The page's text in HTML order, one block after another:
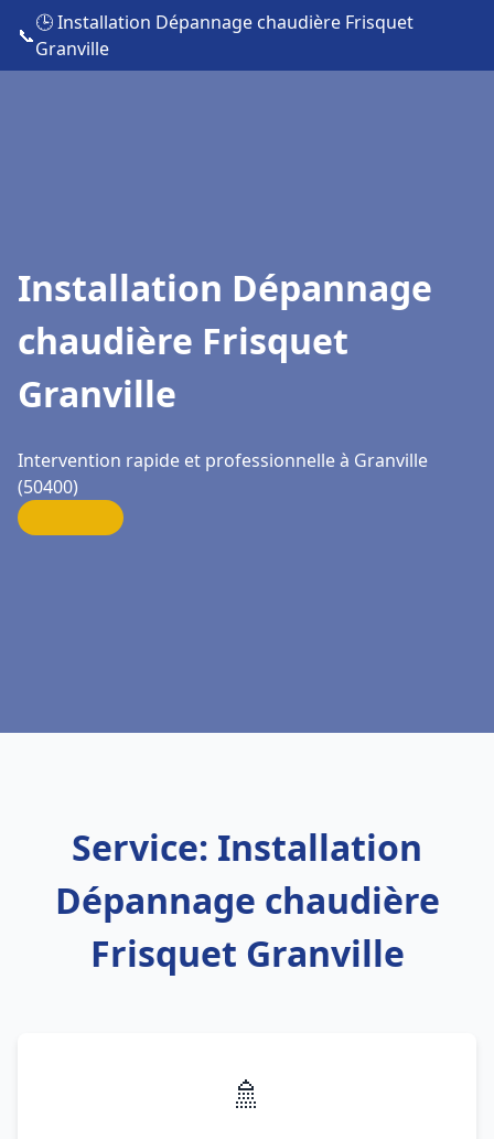
📞
🕒 Installation Dépannage chaudière Frisquet
Granville
Installation Dépannage
chaudière Frisquet
Granville
Intervention rapide et professionnelle à Granville
(50400)
Service: Installation
Dépannage chaudière
Frisquet Granville
🚿